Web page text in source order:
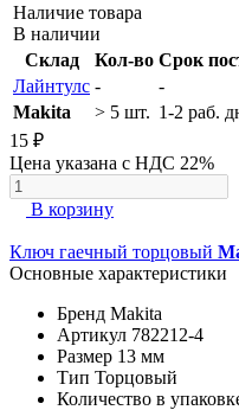
Наличие товара
В наличии
Склад
Кол-во Срок
Лайнтулс -
-
Makita
> 5 шт. 1-2 раб.
15 ₽
Цена указана с НДС 22%
В корзину
Ключ гаечный торцовый
Основные характеристики
Бренд Makita
Артикул 782212-4
Размер 13 мм
Тип Торцовый
Количество в